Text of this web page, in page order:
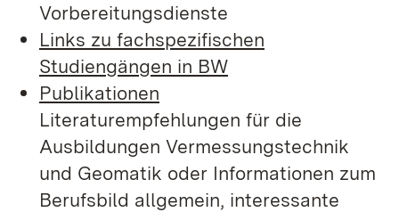
Vorbereitungsdienste
Links zu fachspezifischen
Studiengängen in BW
Publikationen
Literaturempfehlungen für die
Ausbildungen Vermessungstechnik
und Geomatik oder Informationen zum
Berufsbild allgemein, interessante